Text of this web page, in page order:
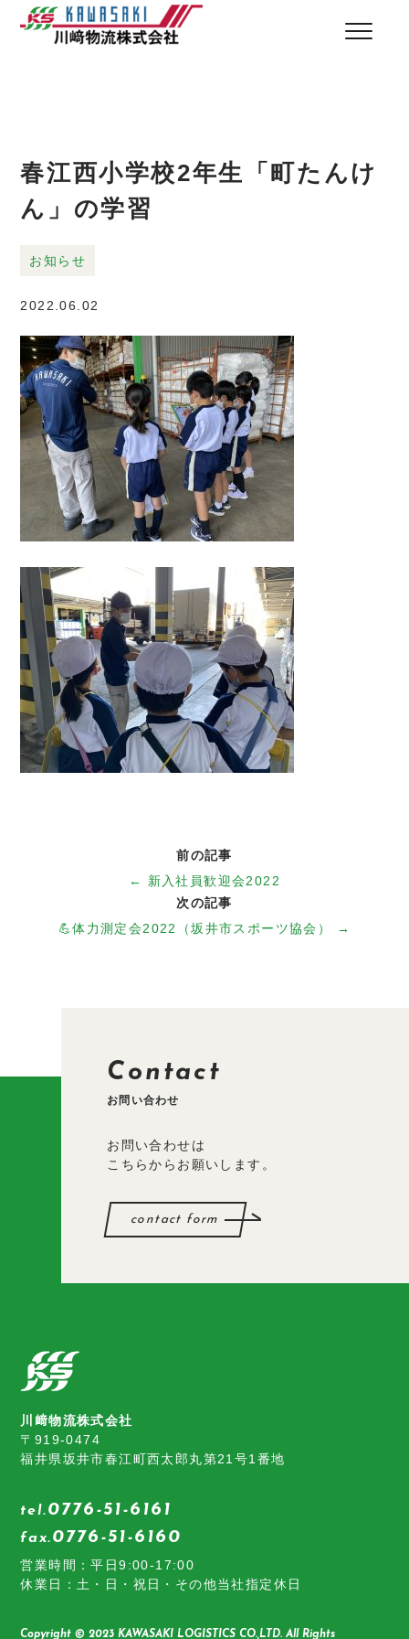
ホーム
事業紹介
約款
採用情報
春江西小学校2年生「町たんけ
ん」の学習
お知らせ
2022.06.02
前の記事
← 新入社員歓迎会2022
次の記事
💪体力測定会2022（坂井市スポーツ協会） →
Contact
お問い合わせ
お問い合わせは
こちらからお願いします。
contact form
川﨑物流株式会社
〒919-0474
福井県坂井市春江町西太郎丸第21号1番地
tel.0776-51-6161
fax.0776-51-6160
営業時間：平日9:00-17:00
休業日：土・日・祝日・その他当社指定休日
Copyright © 2023 KAWASAKI LOGISTICS CO.,LTD. All Rights